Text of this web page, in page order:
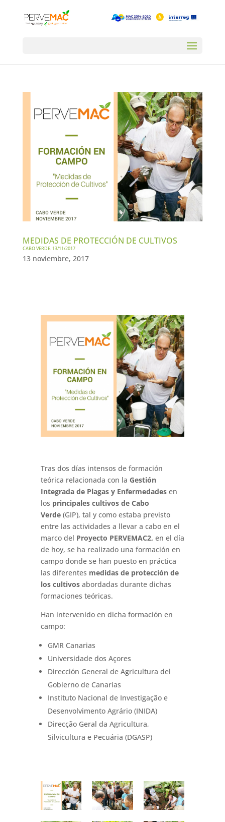
MEDIDAS DE PROTECCIÓN DE CULTIVOS
CABO VERDE. 13/11/2017
13 noviembre, 2017
Tras dos días intensos de formación
teórica relacionada con la Gestión
Integrada de Plagas y Enfermedadesen
los principales cultivos de Cabo
Verde(GIP), tal y como estaba previsto
entre las actividades a llevar a cabo en el
marco del Proyecto PERVEMAC2, en el día
de hoy, se ha realizado una formación en
campo donde se han puesto en práctica
las diferentes medidas de protección de
los cultivosabordadas durante dichas
formaciones teóricas.
Han intervenido en dicha formación en
campo:
GMR Canarias
Universidade dos Açores
Dirección General de Agricultura del
Gobierno de Canarias
Instituto Nacional de Investigação e
Desenvolvimento Agrário (INIDA)
Direcção Geral da Agricultura,
Silvicultura e Pecuária (DGASP)